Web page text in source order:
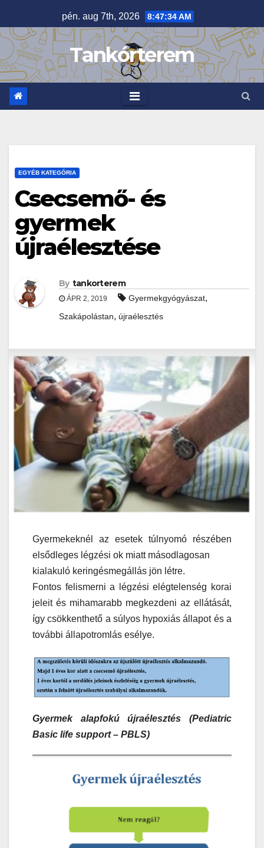
to
content
pén. aug 7th, 2026 8:47:35 AM
Tankórterem
EGYÉB KATEGÓRIA
Csecsemő- és
gyermek
újraélesztése
By tankorterem
ÁPR 2, 2019 Gyermekgyógyászat,
Szakápolástan, újraélesztés
Gyermekeknél az esetek túlnyomó részében
elsődleges légzési ok miatt másodlagosan
kialakuló keringésmegállás jön létre.
Fontos felismerni a légzési elégtelenség korai
jeleit és mihamarabb megkezdeni az ellátását,
így csökkenthető a súlyos hypoxiás állapot és a
további állapotromlás esélye.
Gyermek alapfokú újraélesztés (Pediatric
Basic life support – PBLS)